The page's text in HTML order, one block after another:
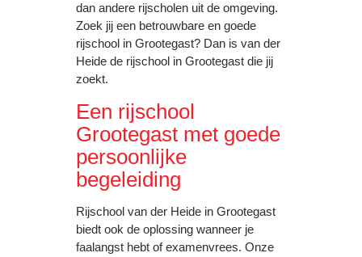
dan andere rijscholen uit de omgeving.
Zoek jij een betrouwbare en goede
rijschool in Grootegast? Dan is van der
Heide de rijschool in Grootegast die jij
zoekt.
Een rijschool
Grootegast met goede
persoonlijke
begeleiding
Rijschool van der Heide in Grootegast
biedt ook de oplossing wanneer je
faalangst hebt of examenvrees. Onze